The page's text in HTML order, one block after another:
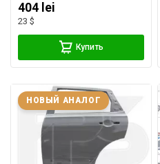
404 lei
23 $
Купить
НОВЫЙ АНАЛОГ